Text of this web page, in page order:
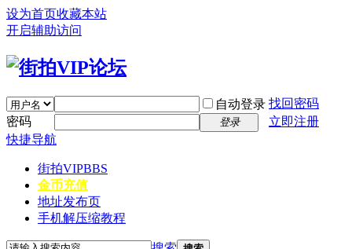
设为首页收藏本站
开启辅助访问
自动登录 找回密码
密码
登录
立即注册
快捷导航
街拍VIPBBS
金币充值
地址发布页
手机解压缩教程